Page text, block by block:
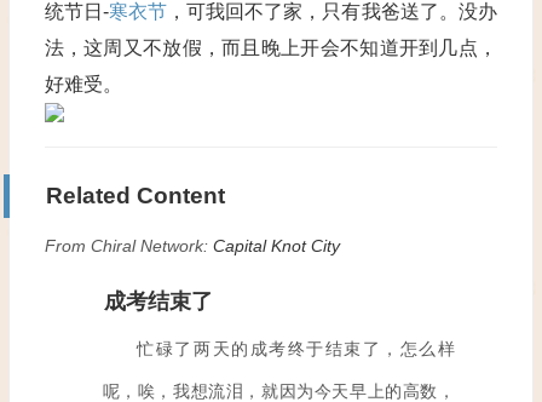
统节日-寒衣节，可我回不了家，只有我爸送了。没办
法，这周又不放假，而且晚上开会不知道开到几点，
好难受。
Related Content
From Chiral Network: Capital Knot City
成考结束了
忙碌了两天的成考终于结束了，怎么样
呢，唉，我想流泪，就因为今天早上的高数，